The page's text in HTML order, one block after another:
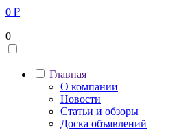
0 ₽
0
Главная
О компании
Новости
Статьи и обзоры
Доска объявлений